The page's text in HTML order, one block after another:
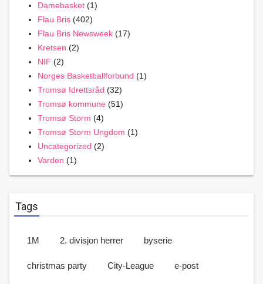
Damebasket (1)
Flau Bris (402)
Flau Bris Newsweek (17)
Kretsen (2)
NIF (2)
Norges Basketballforbund (1)
Tromsø Idrettsråd (32)
Tromsø kommune (51)
Tromsø Storm (4)
Tromsø Storm Ungdom (1)
Uncategorized (2)
Varden (1)
Tags
1M 2. divisjon herrer byserie
christmas party City-League e-post